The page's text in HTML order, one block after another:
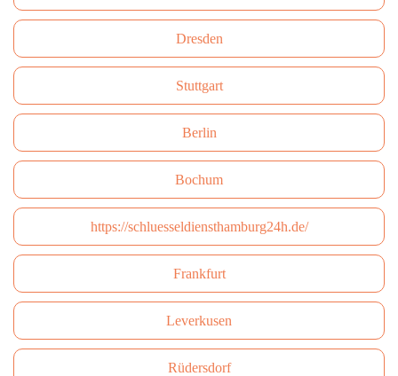
Dresden
Stuttgart
Berlin
Bochum
https://schluesseldiensthamburg24h.de/
Frankfurt
Leverkusen
Rüdersdorf